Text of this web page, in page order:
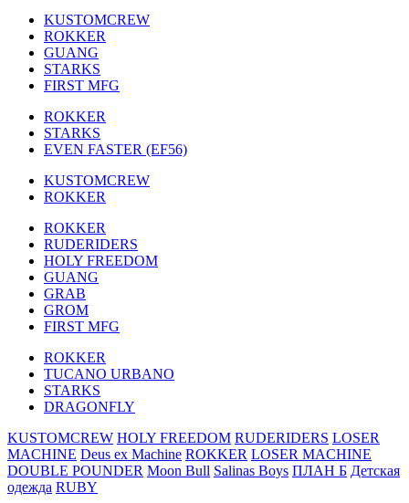
KUSTOMCREW
ROKKER
GUANG
STARKS
FIRST MFG
ROKKER
STARKS
EVEN FASTER (EF56)
KUSTOMCREW
ROKKER
ROKKER
RUDERIDERS
HOLY FREEDOM
GUANG
GRAB
GROM
FIRST MFG
ROKKER
TUCANO URBANO
STARKS
DRAGONFLY
KUSTOMCREW HOLY FREEDOM RUDERIDERS LOSER
MACHINE Deus ex Machine ROKKER LOSER MACHINE
DOUBLE POUNDER Moon Bull Salinas Boys ПЛАН Б Детская
одежда RUBY